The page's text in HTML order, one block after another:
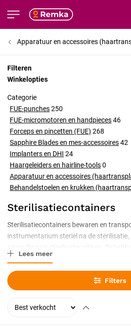
Apparatuur en accessoires
Sterilisatiecontainers
Sterilisatiecontainers bewaren en
instrumentarium steriel na de
aanvulling op sterilisatiezakken. Ze
en vaak een filter. De keuze hangt af van
instrumentarium. Met afsluitbaar deksel
voor het instrumentarium.
Lees meer
Filters
Filteren
Winkelopties
Categorie
FUE-punches250
FUE-micromotoren en handpieces46
Forceps en pincetten (FUE) 268
Sapphire Blades en mes-accessoires42
Implanters en DHI 24
Haargeleiders en hairline-tools0
Apparatuur en accessoires
Behandelstoelen en krukken